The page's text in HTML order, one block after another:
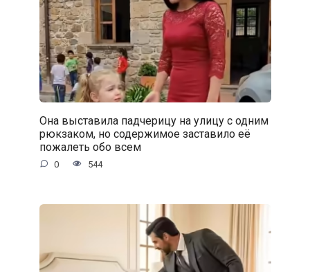
Она выставила падчерицу на улицу с одним
рюкзаком, но содержимое заставило её
пожалеть обо всем
0 544